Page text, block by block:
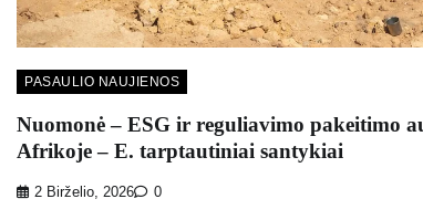
PASAULIO NAUJIENOS
Nuomonė – ESG ir reguliavimo pakeitimo
Afrikoje – E. tarptautiniai santykiai
2 Birželio, 2026 0